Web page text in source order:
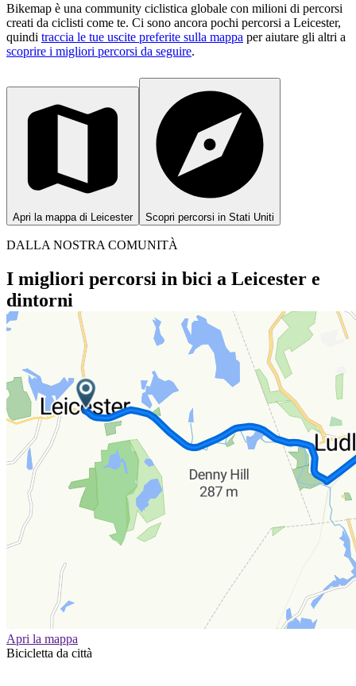
Bikemap è una community ciclistica globale con milioni di percorsi
creati da ciclisti come te. Ci sono ancora pochi percorsi a Leicester,
quindi traccia le tue uscite preferite sulla mappa per aiutare gli altri a
scoprire i migliori percorsi da seguire.
Apri la mappa di Leicester Scopri percorsi in Stati Uniti
DALLA NOSTRA COMUNITÀ
I migliori percorsi in bici a Leicester e
dintorni
Apri la mappa
Bicicletta da città